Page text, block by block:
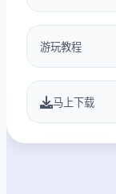
游玩教程
马上下载